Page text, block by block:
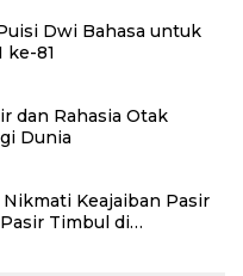
Dwi Bahasa untuk
ke-81
dan Rahasia Otak
Dunia
Keajaiban Pasir
Timbul di